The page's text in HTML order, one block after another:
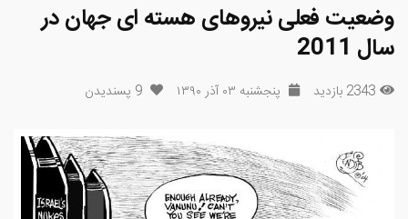
وضعیت فعلی نیروهای هسته ای جهان در
سال 2011
2343 بازدید پنجشنبه ۰۳ آذر ۱۳۹۰ 9 پسندیدن